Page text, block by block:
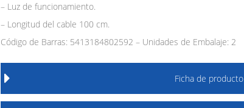
– Luz de funcionamiento.
– Longitud del cable 100 cm.
Código de Barras: 5413184802592 – Unidades de Embalaje: 2
Ficha de producto